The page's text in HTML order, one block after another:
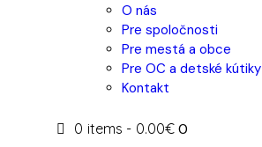
O nás
Pre spoločnosti
Pre mestá a obce
Pre OC a detské kútiky
Kontakt
0 items - 0.00€ 0